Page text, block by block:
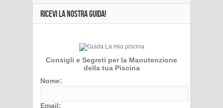
RICEVI LA NOSTRA GUIDA!
Consigli e Segreti per la Manutenzione
della tua Piscina
Nome:
Email: